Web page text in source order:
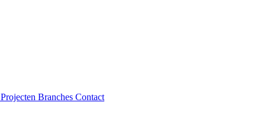
Projecten Branches Contact